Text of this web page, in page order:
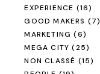
EXPERIENCE (16)
GOOD MAKERS (7)
MARKETING (6)
MEGA CITY (25)
NON CLASSÉ (15)